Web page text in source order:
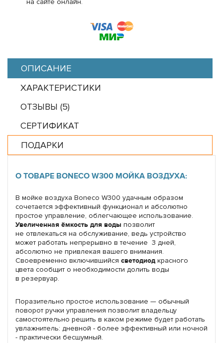
ОПИСАНИЕ
ХАРАКТЕРИСТИКИ
ОТЗЫВЫ (5)
СЕРТИФИКАТ
ПОДАРКИ
О ТОВАРЕ BONECO W300 МОЙКА ВОЗДУХА:
В мойке воздуха Boneco W300 удачным образом
сочетается эффективный функционал и абсолютно
простое управление, облегчающее использование.
Увеличенная ёмкость для воды позволит
не отвлекаться на обслуживание, ведь устройство
может работать непрерывно в течение 3 дней,
абсолютно не привлекая вашего внимания.
Своевременно включившийся светодиод красного
цвета сообщит о необходимости долить воды
в резервуар.
Поразительно простое использование — обычный
поворот ручки управления позволит владельцу
самостоятельно решить в каком режиме будет работать
увлажнитель: дневной - более эффективный или ночной
- практически бесшумный.